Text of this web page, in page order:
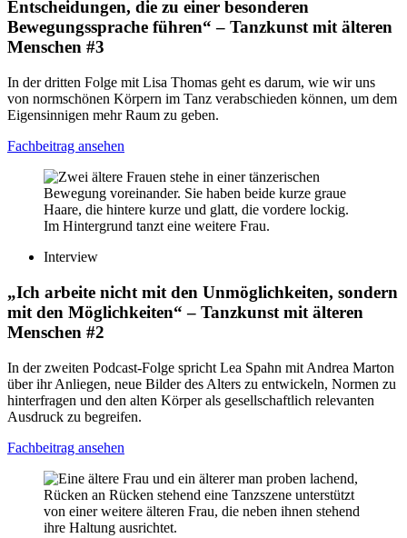
Entscheidungen, die zu einer besonderen
Bewegungssprache führen“– Tanzkunst mit älteren
Menschen #3
In der dritten Folge mit Lisa Thomas geht es darum, wie wir uns
von normschönen Körpern im Tanz verabschieden können, um dem
Eigensinnigen mehr Raum zu geben.
Fachbeitrag ansehen
Interview
„Ich arbeite nicht mit den Unmöglichkeiten, sondern
mit den Möglichkeiten“– Tanzkunst mit älteren
Menschen #2
In der zweiten Podcast-Folge spricht Lea Spahn mit Andrea Marton
über ihr Anliegen, neue Bilder des Alters zu entwickeln, Normen zu
hinterfragen und den alten Körper als gesellschaftlich relevanten
Ausdruck zu begreifen.
Fachbeitrag ansehen